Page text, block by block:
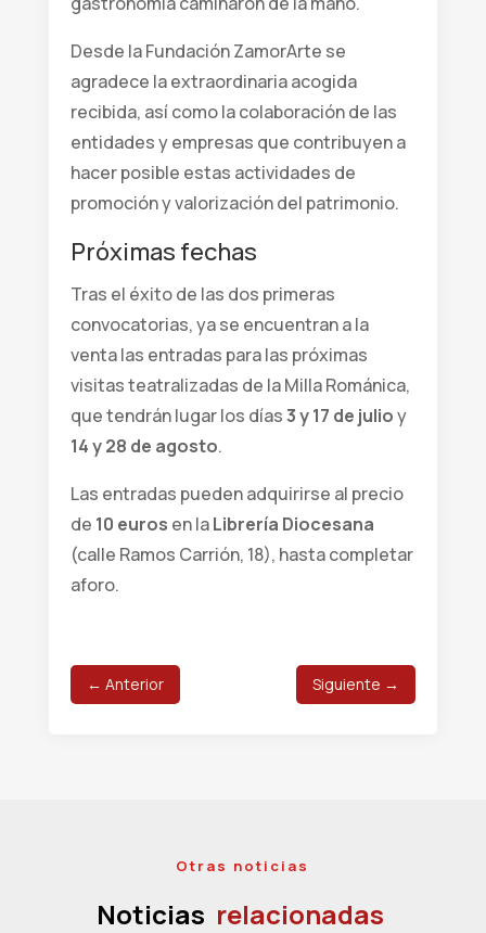
Desde la Fundación ZamorArte se
agradece la extraordinaria acogida
recibida, así como la colaboración de las
entidades y empresas que contribuyen a
hacer posible estas actividades de
promoción y valorización del patrimonio.
Próximas fechas
Tras el éxito de las dos primeras
convocatorias, ya se encuentran a la
venta las entradas para las próximas
visitas teatralizadas de la Milla Románica,
que tendrán lugar los días3 y 17 de julioy
14 y 28 de agosto.
Las entradas pueden adquirirse al precio
de 10 euros en laLibrería Diocesana
(calle Ramos Carrión, 18), hasta completar
aforo.
← Anterior Siguiente →
Otras noticias
Noticias relacionadas